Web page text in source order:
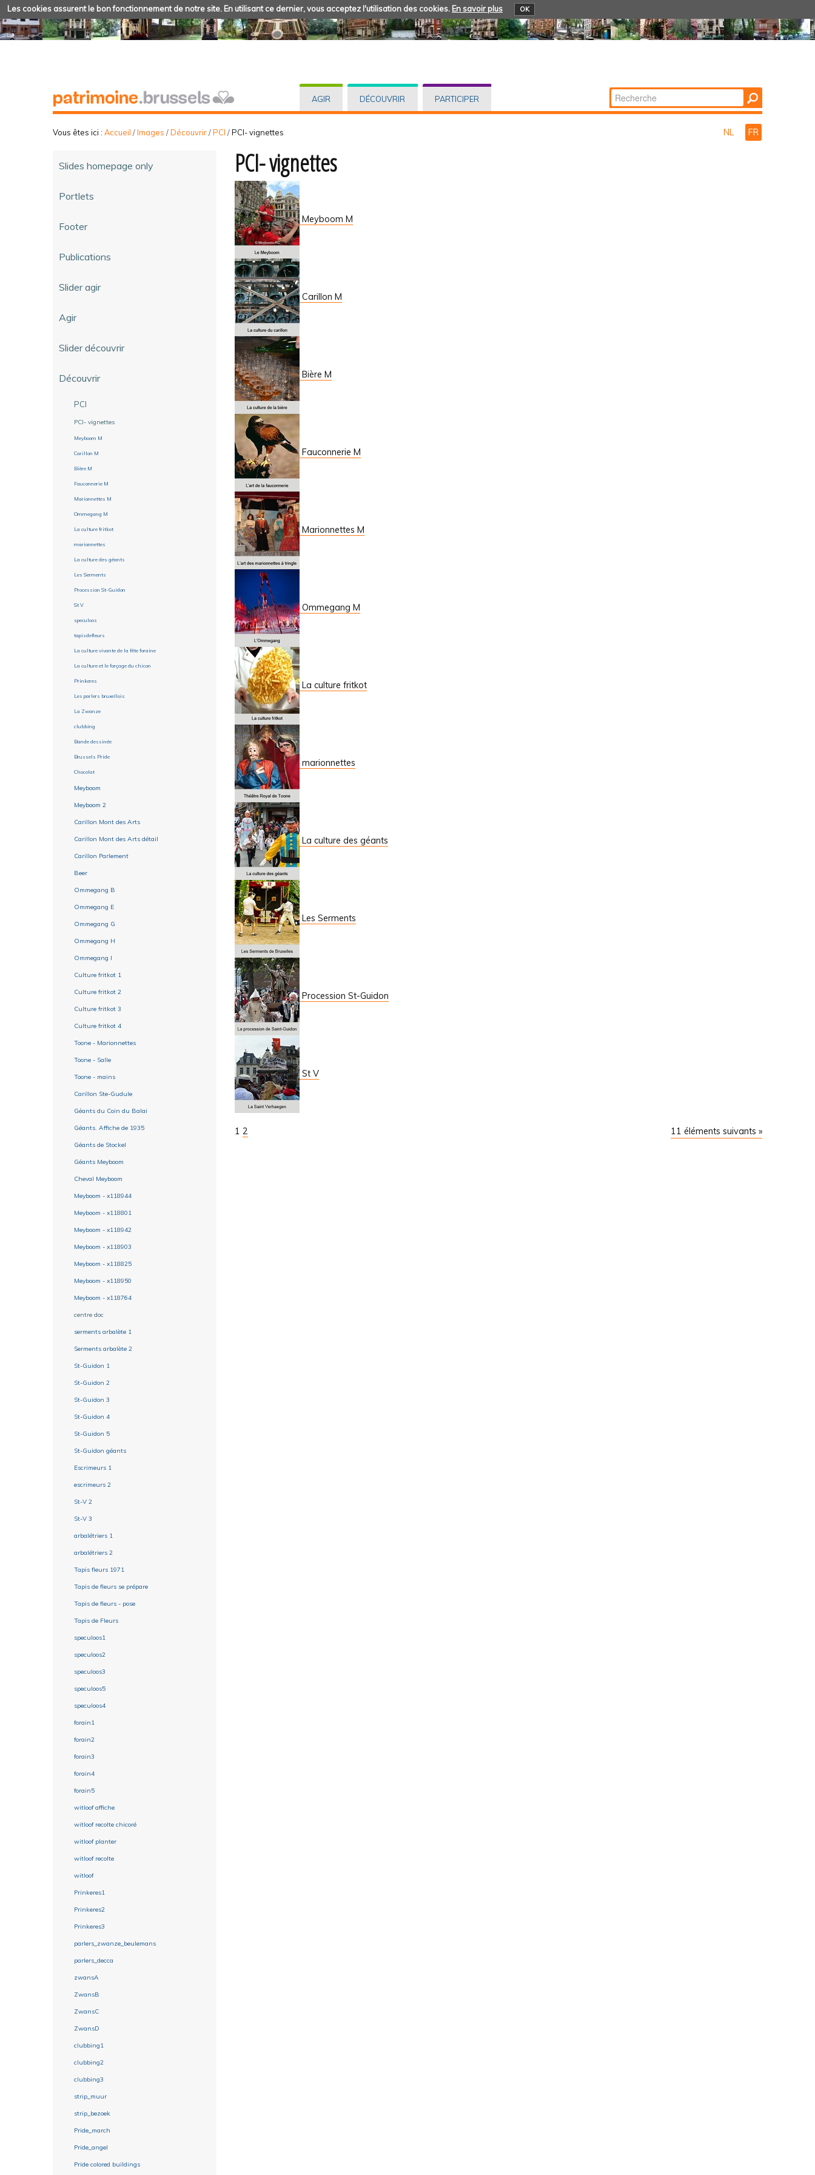
Les cookies assurent le bon fonctionnement de notre site. En utilisant ce dernier, vous acceptez l'utilisation des cookies. En savoir plus OK
AGIR DÉCOUVRIR PARTICIPER Chercher par
Recherche
Vous êtes ici : Accueil /Images /Découvrir/PCI /PCI- vignettes NL FR
Slides homepage only
Portlets
Footer
Publications
Slider agir
Agir
Slider découvrir
Découvrir
PCI
PCI- vignettes
Meyboom M
Carillon M
Bière M
Fauconnerie M
Marionnettes M
Ommegang M
La culture fritkot
marionnettes
La culture des géants
Les Serments
Procession St-Guidon
St V
speculoos
tapisdefleurs
La culture vivante de la fête foraine
La culture et le forçage du chicon
Prinkeres
Les parlers bruxellois
La Zwanze
clubbing
Bande dessinée
Brussels Pride
Chocolat
Meyboom
Meyboom 2
Carillon Mont des Arts
Carillon Mont des Arts détail
Carillon Parlement
Beer
Ommegang B
Ommegang E
Ommegang G
Ommegang H
Ommegang I
Culture fritkot 1
Culture fritkot 2
Culture fritkot 3
Culture fritkot 4
Toone - Marionnettes
Toone - Salle
Toone - mains
Carillon Ste-Gudule
Géants du Coin du Balai
Géants. Affiche de 1935
Géants de Stockel
Géants Meyboom
Cheval Meyboom
Meyboom - x118944
Meyboom - x118801
Meyboom - x118942
Meyboom - x118903
Meyboom - x118825
Meyboom - x118950
Meyboom - x118764
centre doc
serments arbalète 1
Serments arbalète 2
St-Guidon 1
St-Guidon 2
St-Guidon 3
St-Guidon 4
St-Guidon 5
St-Guidon géants
Escrimeurs 1
escrimeurs 2
St-V 2
St-V 3
arbalétriers 1
arbalétriers 2
Tapis fleurs 1971
Tapis de fleurs se prépare
Tapis de fleurs - pose
Tapis de Fleurs
speculoos1
speculoos2
speculoos3
speculoos5
speculoos4
forain1
forain2
forain3
forain4
forain5
witloof affiche
witloof recolte chicoré
witloof planter
witloof recolte
witloof
Prinkeres1
Prinkeres2
Prinkeres3
parlers_zwanze_beulemans
parlers_decca
zwansA
ZwansB
ZwansC
ZwansD
clubbing1
clubbing2
clubbing3
strip_muur
strip_bezoek
Pride_march
Pride_angel
Pride colored buildings
PCI- vignettes
Meyboom M
Carillon M
Bière M
Fauconnerie M
Marionnettes M
Ommegang M
La culture fritkot
marionnettes
La culture des géants
Les Serments
Procession St-Guidon
St V
11 éléments suivants »
1 2